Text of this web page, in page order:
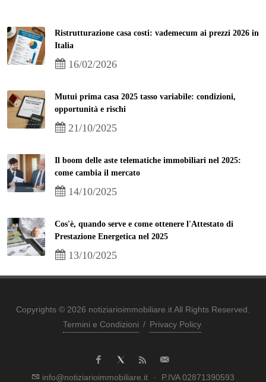
Ristrutturazione casa costi: vademecum ai prezzi 2026 in
Italia
16/02/2026
Mutui prima casa 2025 tasso variabile: condizioni,
opportunità e rischi
21/10/2025
Il boom delle aste telematiche immobiliari nel 2025:
come cambia il mercato
14/10/2025
Cos'è, quando serve e come ottenere l'Attestato di
Prestazione Energetica nel 2025
13/10/2025
Copyrights © 2026 notiziarioimmobiliare.it All Rights Reserved.
Termini e Condizioni / Privacy Policy
info@notiziarioimmobiliare.it · P.IVA 02871390593